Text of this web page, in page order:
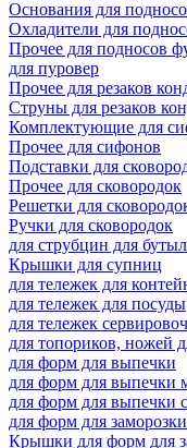
Основания для
Охладители для
Прочее для подносов
для пуровер
Прочее для резаков
Струны для резаков
Комплектующие для
Прочее для сифонов
Подставки для
Прочее для сковородок
Решетки для
Ручки для сковородок
для струбцин для
Крышки для супниц
для тележек для
для тележек для посуды
для тележек
для топориков, ножей
для форм для выпечки
для форм для выпечки
для форм для выпечки
для форм для
Крышки для форм для